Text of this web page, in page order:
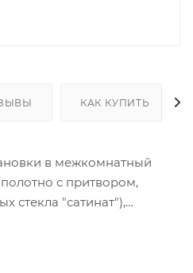
КАК КУПИТЬ
в межкомнатный
с притвором,
стекла "сатинат"),